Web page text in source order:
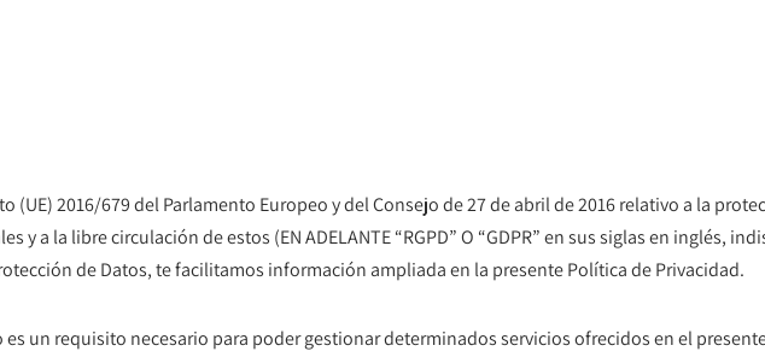
2016/679 del Parlamento Europeo y del Consejo de 27 de abril de 2016 relativo a la
y a la libre circulación de estos (EN ADELANTE “RGPD” O “GDPR” en sus siglas en inglés,
de Datos, te facilitamos información ampliada en la presente Política de Privacidad.
un requisito necesario para poder gestionar determinados servicios ofrecidos en el